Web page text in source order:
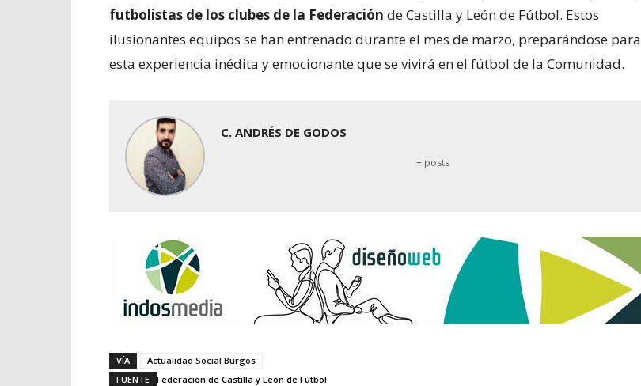
futbolistas de los clubes de la Federación de Castilla y León de Fútbol. Estos
ilusionantes equipos se han entrenado durante el mes de marzo, preparándose para
esta experiencia inédita y emocionante que se vivirá en el fútbol de la Comunidad.
C. ANDRÉS DE GODOS
+ posts
VÍA
Actualidad Social Burgos
FUENTE Federación de Castilla y León de Fútbol